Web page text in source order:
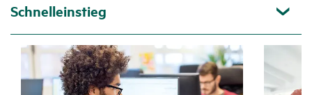
Schnelleinstieg